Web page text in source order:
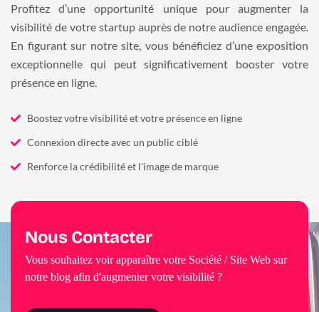
Profitez d’une opportunité unique pour augmenter la
visibilité de votre startup auprès de notre audience engagée.
En figurant sur notre site, vous bénéficiez d’une exposition
exceptionnelle qui peut significativement booster votre
présence en ligne.
Boostez votre visibilité et votre présence en ligne
Connexion directe avec un public ciblé
Renforce la crédibilité et l'image de marque
Nous Contacter
Vous souhaitez voir apparaître votre Société / Site Web sur
notre blog afin d'augmenter votre visibilité ?